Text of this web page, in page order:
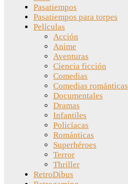
Pasatiempos
Pasatiempos para torpes
Películas
Acción
Anime
Aventuras
Ciencia ficción
Comedias
Comedias románticas
Documentales
Dramas
Infantiles
Policíacas
Románticas
Superhéroes
Terror
Thriller
RetroDibus